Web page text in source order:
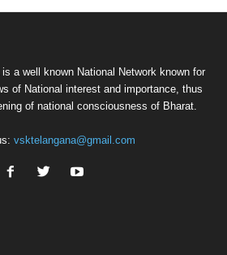
a well known National Network known for
of National interest and importance, thus
of national consciousness of Bharat.
vsktelangana@gmail.com